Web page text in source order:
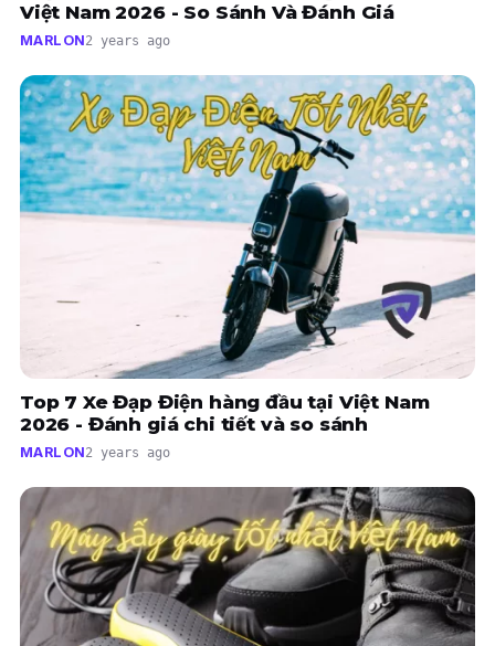
Việt Nam 2026 - So Sánh Và Đánh Giá
MARLON2 years ago
Top 7 Xe Đạp Điện hàng đầu tại Việt Nam
2026 - Đánh giá chi tiết và so sánh
MARLON2 years ago